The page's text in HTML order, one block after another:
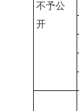
不予公
开